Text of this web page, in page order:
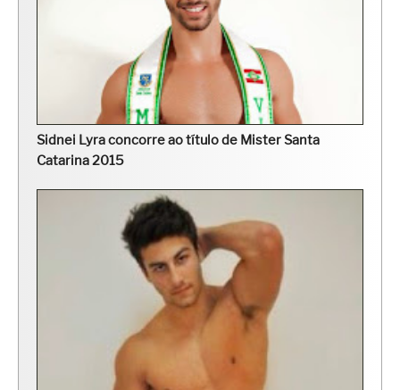
Sidnei Lyra concorre ao título de Mister Santa
Catarina 2015